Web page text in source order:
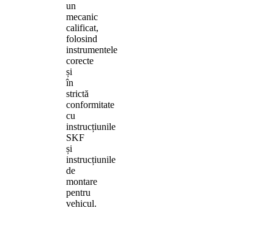
un
mecanic
calificat,
folosind
instrumentele
corecte
și
în
strictă
conformitate
cu
instrucțiunile
SKF
și
instrucțiunile
de
montare
pentru
vehicul.